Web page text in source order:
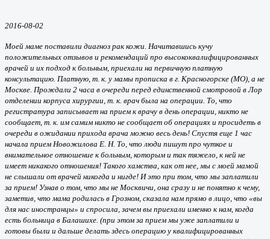
2016-08-02
Моей маме поставили диагноз рак кожи. Начитавшись кучу
положительных отзывов и рекомендаций про высококвалифицированных
врачей и их подход к больным, приехали на первичную платную
консультацию. Платную, т. к. у мамы прописка в г. Красногорске (МО), а не
Москве. Прождали 2 часа в очереди перед единственной смотровой в Лор
отделении корпуса хирургии, т. к. врач была на операции. То, что
регистратура записывает на прием к врачу в день операции, никто не
сообщает, т. к. им самим никто не сообщает об операциях и просидеть в
очереди в ожидании прихода врача можно весь день! Спустя еще 1 час
начала прием Новожилова Е. Н. То, что люди пишут про чуткое и
внимательное отношение к больным, которым и так тяжело, к ней не
имеет никакого отношения! Такого хамства, как от нее, мы с моей мамой
не слышали от врачей никогда и нигде! И это при том, что мы заплатили
за прием! Узнав о том, что мы не Москвичи, она сразу и не понятно к чему,
заметив, что мама родилась в Грозном, сказала нам прямо в лицо, что «вы
для нас иностранцы» и спросила, зачем вы приехали именно к нам, когда
есть больница в Балашихе. (при этом за прием мы уже заплатили и
готовы были и дальше делать здесь операцию у квалифицированных